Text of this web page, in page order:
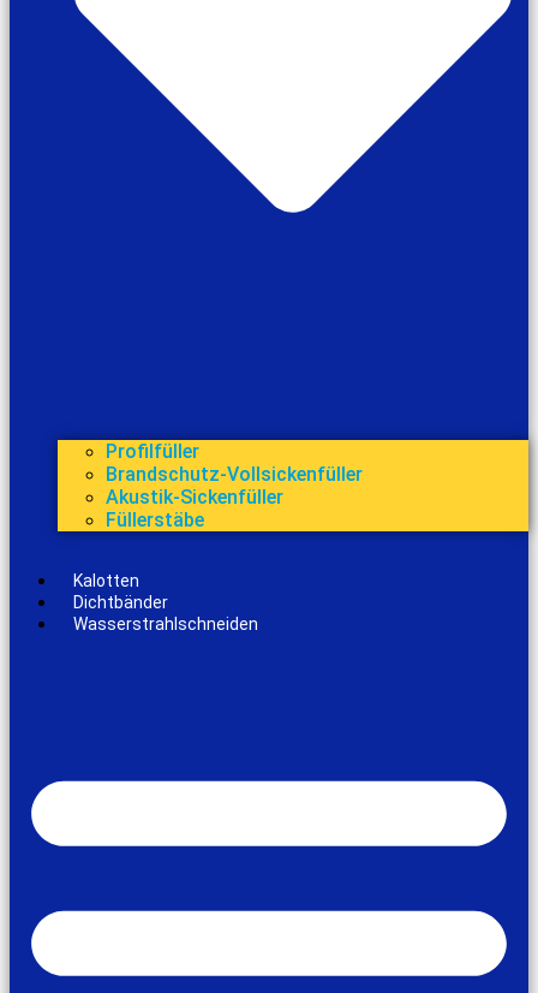
Profilfüller
Brandschutz-Vollsickenfüller
Akustik-Sickenfüller
Füllerstäbe
Kalotten
Dichtbänder
Wasserstrahlschneiden